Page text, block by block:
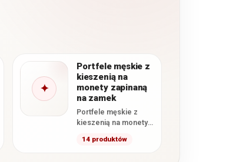
✦
Portfele męskie z
kieszenią na
monety zapinaną
na zamek
Portfele męskie z
kieszenią na monety
modele wyposażone
14 produktów